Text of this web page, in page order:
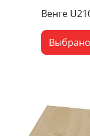
Венге
Выбрано